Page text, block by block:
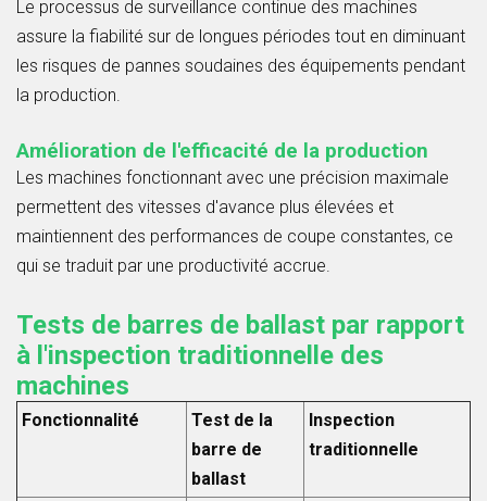
Le processus de surveillance continue des machines
assure la fiabilité sur de longues périodes tout en diminuant
les risques de pannes soudaines des équipements pendant
la production.
Amélioration de l'efficacité de la production
Les machines fonctionnant avec une précision maximale
permettent des vitesses d'avance plus élevées et
maintiennent des performances de coupe constantes, ce
qui se traduit par une productivité accrue.
Tests de barres de ballast par rapport
à l'inspection traditionnelle des
machines
Fonctionnalité
Test de la
barre de
ballast
Inspection
traditionnelle